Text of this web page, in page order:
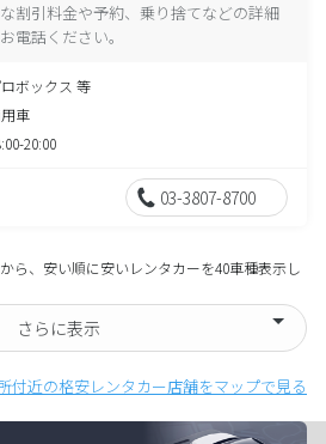
割引料金や予約、乗り捨てなどの詳細
電話ください。
ボックス 等
車
20:00
03-3807-8700
ら、安い順に安いレンタカーを40車種表示し
さらに表示
付近の格安レンタカー店舗をマップで見る